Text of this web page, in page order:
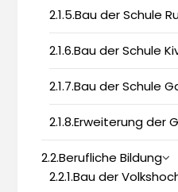
2.1.5.Bau der Schule
2.1.6.Bau der Schule
2.1.7.Bau der Schule
2.1.8.Erweiterung der
2.2.Berufliche Bildung
2.2.1.Bau der